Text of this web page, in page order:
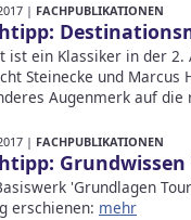
| FACHPUBLIKATIONEN
ist ein Klassiker in der
Steinecke und
Augenmerk auf
| FACHPUBLIKATIONEN
'Grundlagen
erschienen: mehr